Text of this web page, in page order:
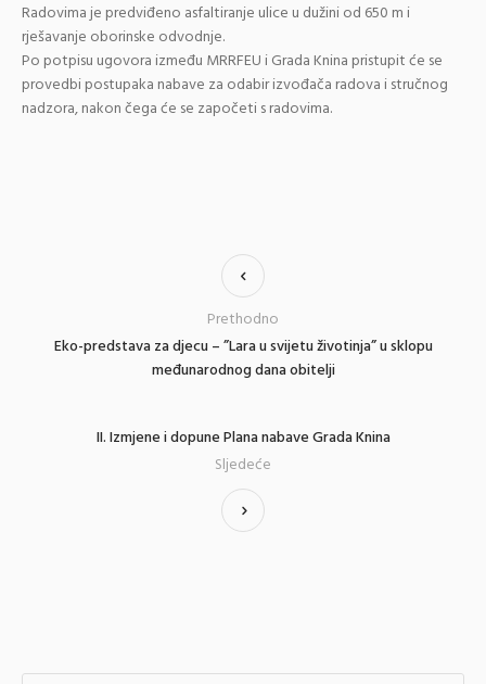
Radovima je predviđeno asfaltiranje ulice u dužini od 650 m i
rješavanje oborinske odvodnje.
Po potpisu ugovora između MRRFEU i Grada Knina pristupit će se
provedbi postupaka nabave za odabir izvođača radova i stručnog
nadzora, nakon čega će se započeti s radovima.
Eko-predstava za djecu – ”Lara u svijetu životinja” u sklopu
međunarodnog dana obitelji
Prethodno
II. Izmjene i dopune Plana nabave Grada Knina
Sljedeće